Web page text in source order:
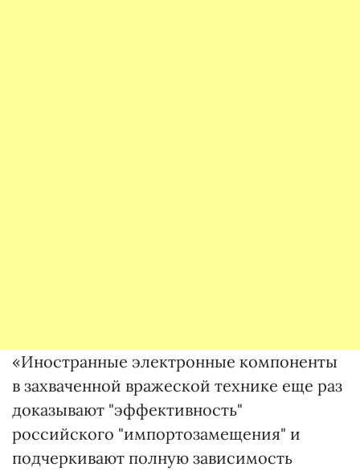
«Иностранные электронные компоненты
в захваченной вражеской технике еще раз
доказывают "эффективность"
российского "импортозамещения" и
подчеркивают полную зависимость